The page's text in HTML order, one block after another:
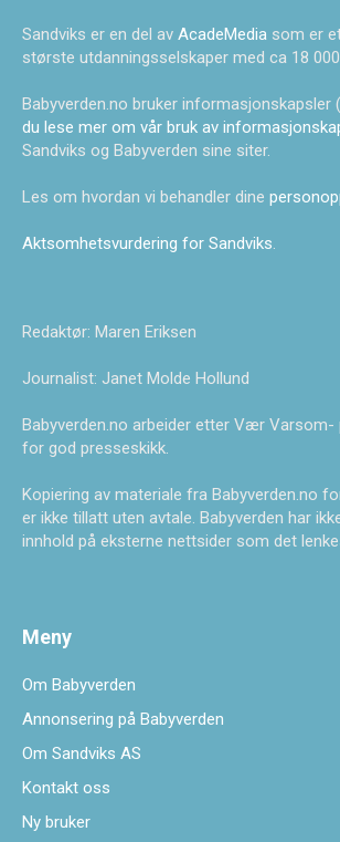
Sandviks er en del av AcadeMedia som er
største utdanningsselskaper med ca 18
Babyverden.no bruker informasjonskapsler
du lese mer om vår bruk av
Sandviks og Babyverden sine siter.
Les om hvordan vi behandler dine
Aktsomhetsvurdering for Sandviks.
Redaktør: Maren Eriksen
Journalist: Janet Molde Hollund
Babyverden.no arbeider etter Vær Varsom-
for god presseskikk.
Kopiering av materiale fra Babyverden.no
er ikke tillatt uten avtale. Babyverden har
innhold på eksterne nettsider som det
Meny
Om Babyverden
Annonsering på Babyverden
Om Sandviks AS
Kontakt oss
Ny bruker